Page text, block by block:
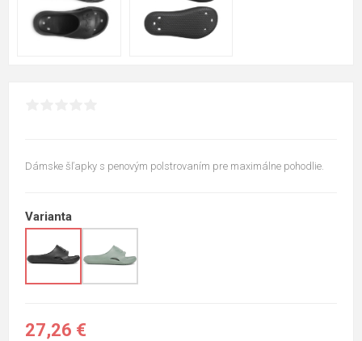
Dámske šľapky s penovým polstrovaním pre maximálne pohodlie.
Varianta
27,26 €